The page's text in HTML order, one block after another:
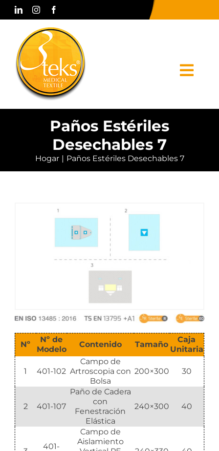
Skip
Hogar
Corporativo
Contacto
Catalogar
Paños Estériles
Desechables 7
Hogar Paños Estériles Desechables 7
Nº
Nº de
Modelo
Contenido Tamaño
Caja
Unitaria
1 401-102
Campo de
Artroscopia con
Bolsa
200×300 30
2 401-107
Paño de Cadera
con
Fenestración
Elástica
240×300 40
401-
Campo de
Aislamiento